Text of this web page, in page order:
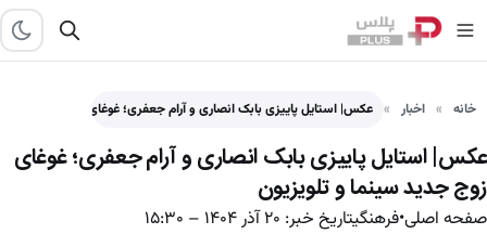
خانه اخبار عکس| استایل پاییزی بابک انصاری و آرام جعفری؛ غوغای زوج…
عکس| استایل پاییزی بابک انصاری و آرام جعفری؛ غوغای
زوج جدید سینما و تلویزیون
صفحه اصلی•فرهنگیتاریخ خبر: ۲۰ آذر ۱۴۰۴ – ۱۵:۳۰